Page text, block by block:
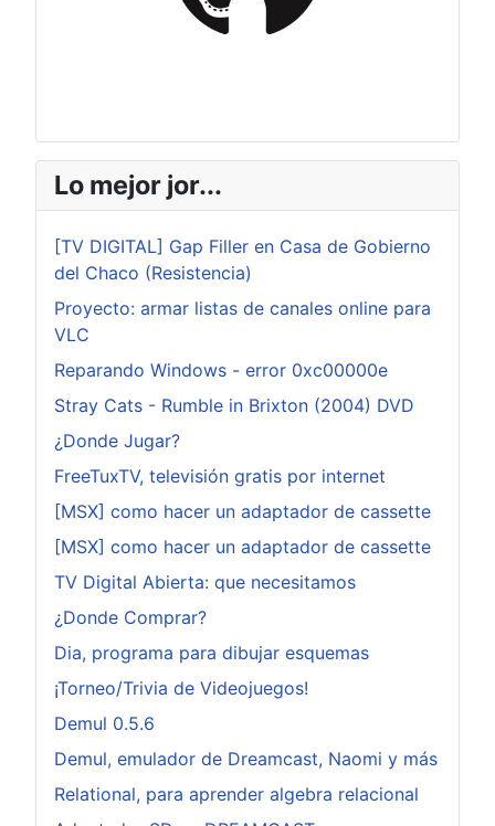
Lo mejor jor...
[TV DIGITAL] Gap Filler en Casa de Gobierno
del Chaco (Resistencia)
Proyecto: armar listas de canales online para
VLC
Reparando Windows - error 0xc00000e
Stray Cats - Rumble in Brixton (2004) DVD
¿Donde Jugar?
FreeTuxTV, televisión gratis por internet
[MSX] como hacer un adaptador de cassette
[MSX] como hacer un adaptador de cassette
TV Digital Abierta: que necesitamos
¿Donde Comprar?
Dia, programa para dibujar esquemas
¡Torneo/Trivia de Videojuegos!
Demul 0.5.6
Demul, emulador de Dreamcast, Naomi y más
Relational, para aprender algebra relacional